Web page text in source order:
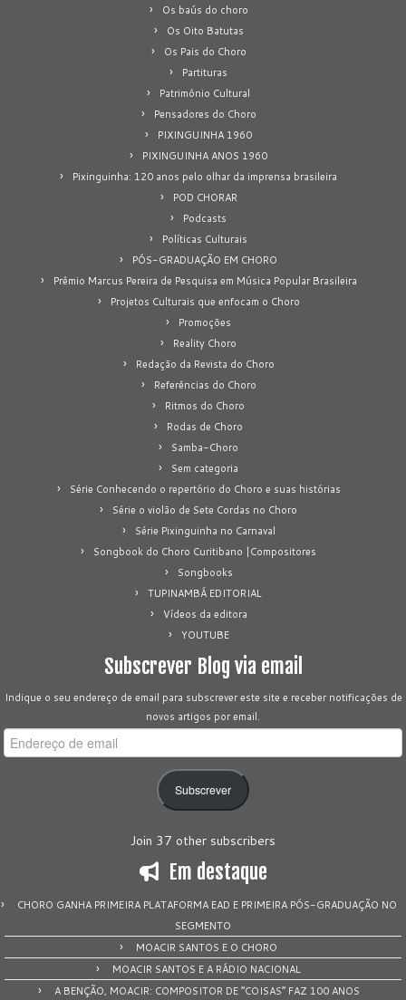
Os baús do choro
Os Oito Batutas
Os Pais do Choro
Partituras
Patrimônio Cultural
Pensadores do Choro
PIXINGUINHA 1960
PIXINGUINHA ANOS 1960
Pixinguinha: 120 anos pelo olhar da imprensa brasileira
POD CHORAR
Podcasts
Políticas Culturais
PÓS-GRADUAÇÃO EM CHORO
Prêmio Marcus Pereira de Pesquisa em Música Popular Brasileira
Projetos Culturais que enfocam o Choro
Promoções
Reality Choro
Redação da Revista do Choro
Referências do Choro
Ritmos do Choro
Rodas de Choro
Samba-Choro
Sem categoria
Série Conhecendo o repertório do Choro e suas histórias
Série o violão de Sete Cordas no Choro
Série Pixinguinha no Carnaval
Songbook do Choro Curitibano |Compositores
Songbooks
TUPINAMBÁ EDITORIAL
Vídeos da editora
YOUTUBE
Subscrever Blog via email
Indique o seu endereço de email para subscrever este site e receber notificações de
novos artigos por email.
Endereço
de
Subscrever
Join 37 other subscribers
Em destaque
CHORO GANHA PRIMEIRA PLATAFORMA EAD E PRIMEIRA PÓS-GRADUAÇÃO NO
SEGMENTO
MOACIR SANTOS E O CHORO
MOACIR SANTOS E A RÁDIO NACIONAL
A BENÇÃO, MOACIR: COMPOSITOR DE “COISAS” FAZ 100 ANOS